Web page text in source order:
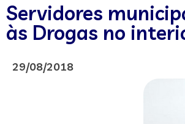
Servidores
às Drogas no
29/08/2018